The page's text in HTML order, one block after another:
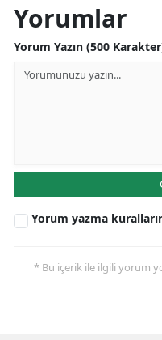
Yorumlar
Yorum Yazın (500
Yorum yazma
* Bu içerik ile ilgili yorum